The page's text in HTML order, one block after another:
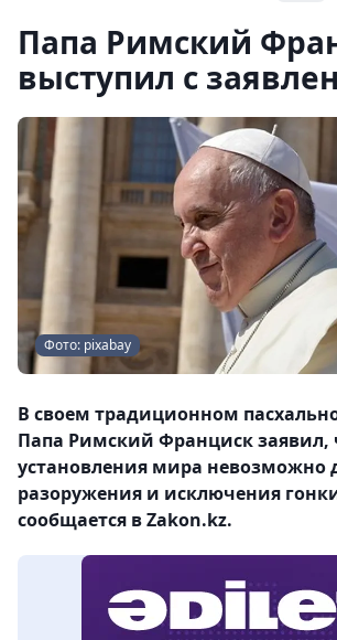
Папа Римский
выступил с
Фото: pixabay
В своем традиционном
Папа Римский Франциск заявил,
установления мира невозможно
разоружения и исключения
сообщается в Zakon.kz.